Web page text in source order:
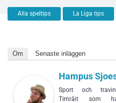
Alla speltips La Liga tips
Om Senaste inläggen
Hampus
Sport och
Timråit som